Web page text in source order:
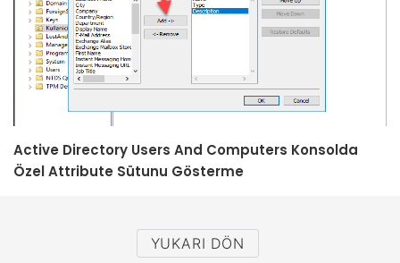
Active Directory Users And Computers Konsolda
Özel Attribute Sütunu Gösterme
YUKARI DÖN